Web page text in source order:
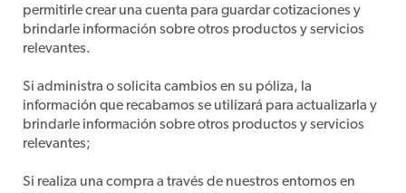
permitirle crear una cuenta para guardar cotizaciones y
brindarle información sobre otros productos y servicios
relevantes.
Si administra o solicita cambios en su póliza, la
información que recabamos se utilizará para actualizarla y
brindarle información sobre otros productos y servicios
relevantes;
Si realiza una compra a través de nuestros entornos en